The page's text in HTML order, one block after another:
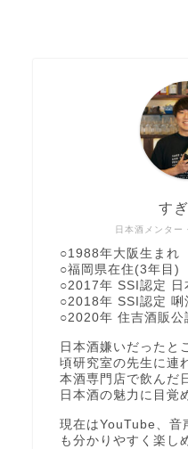
日本酒メンター
す
○1988年大阪生まれ
○福岡県在住(3年目)
○2017年 SSI認定 日
○2018年 SSI認定 唎
○2020年 住吉酒販公
日本酒嫌いだったと
頃研究室の先生に連
本酒専門店で飲んだ
日本酒の魅力に目覚
現在はYouTube、音
も分かりやすく楽し